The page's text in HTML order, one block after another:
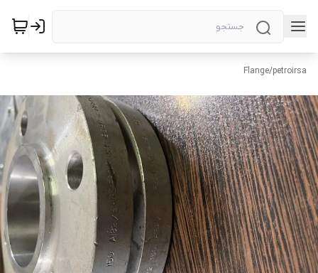
petroirsa
/
Flange